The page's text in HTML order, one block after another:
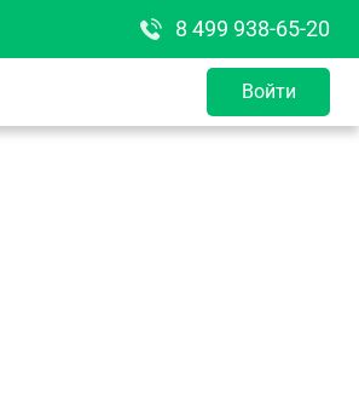
8 499 938-65-20
Войти